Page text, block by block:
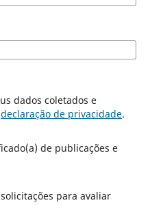
declaração de privacidade.